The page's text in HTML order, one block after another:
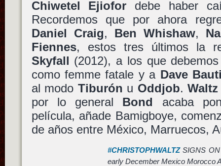
Chiwetel Ejiofor debe haber
Recordemos que por ahora
Daniel Craig, Ben Whishaw,
Fiennes, estos tres últimos la
Skyfall (2012), a los que
como femme fatale y a Dave
al modo Tiburón u Oddjob.Waltz
por lo general Bond acaba
película, añade Bamigboye,
de años entre México, Marruecos,
#CHRISTOPHWALTZSIGNS ON
early December Mexico Morocco